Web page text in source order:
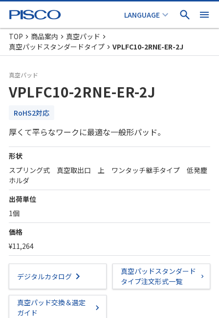
TOP 商品案内
真空パッド
真空パッドスタンダードタイプ
VPLFC10-2RNE-ER-2J
真空パッド
VPLFC10-2RNE-ER-2J
RoHS2対応
厚くて平らなワークに最適な一般形パッド。
形状
スプリング式 真空取出口 上 ワンタッチ継手タイプ 低発塵
ホルダ
出荷単位
1個
価格
¥11,264
デジタルカタログ
真空パッドスタンダード
タイプ注文形式一覧
真空パッド交換＆選定
ガイド